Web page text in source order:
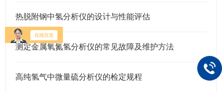
热脱附钢中氢分析仪的设计与性能评估
测定金属氧氮氢分析仪的常见故障及维护方法
高纯氢气中微量硫分析仪的检定规程